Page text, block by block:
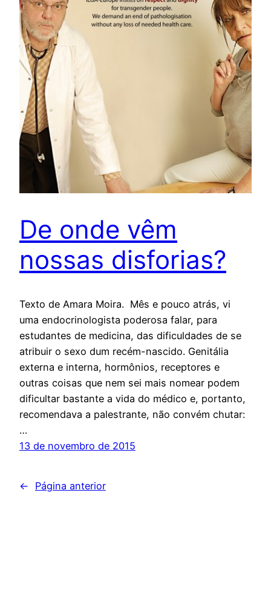
De onde vêm
nossas disforias?
Texto de Amara Moira. Mês e pouco atrás, vi
uma endocrinologista poderosa falar, para
estudantes de medicina, das dificuldades de se
atribuir o sexo dum recém-nascido. Genitália
externa e interna, hormônios, receptores e
outras coisas que nem sei mais nomear podem
dificultar bastante a vida do médico e, portanto,
recomendava a palestrante, não convém chutar:
…
13 de novembro de 2015
← Página anterior